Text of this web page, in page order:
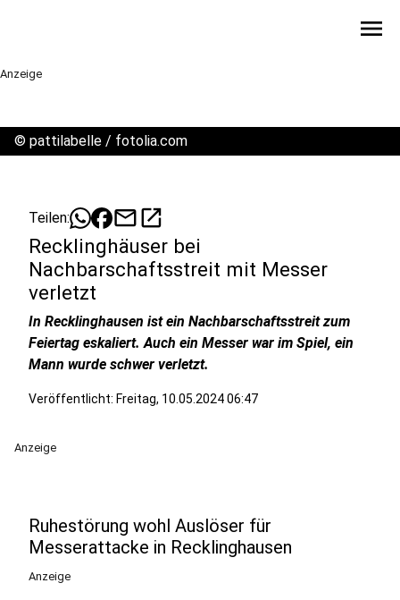
menu
Anzeige
© pattilabelle / fotolia.com
Teilen: mailopen_in_new
Recklinghäuser bei
Nachbarschaftsstreit mit Messer
verletzt
In Recklinghausen ist ein Nachbarschaftsstreit zum
Feiertag eskaliert. Auch ein Messer war im Spiel, ein
Mann wurde schwer verletzt.
Veröffentlicht: Freitag, 10.05.2024 06:47
Anzeige
Ruhestörung wohl Auslöser für
Messerattacke in Recklinghausen
Anzeige